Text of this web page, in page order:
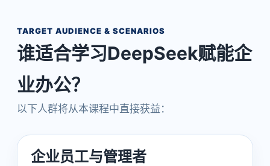
TARGET AUDIENCE & SCENARIOS
谁适合学习DeepSeek赋能企
业办公？
以下人群将从本课程中直接获益：
企业员工与管理者